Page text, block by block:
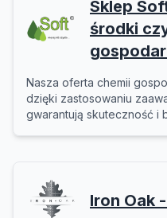
Sklep
środki
Nasza oferta chemii
dzięki zastosowaniu
gwarantują skuteczność i
Iron Oak